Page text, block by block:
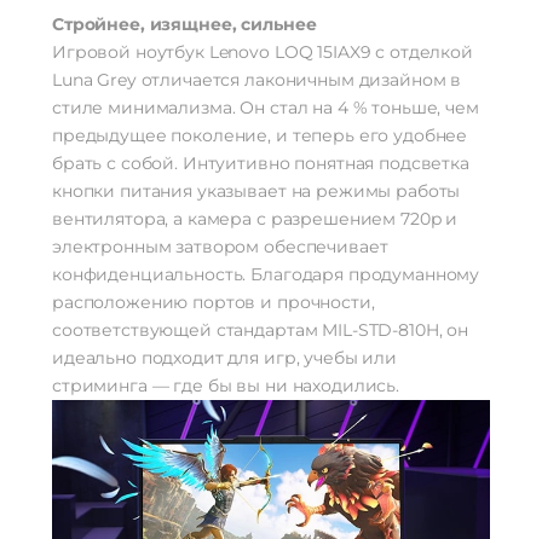
Стройнее, изящнее, сильнее
Игровой ноутбук Lenovo LOQ 15IAX9 с отделкой
Luna Grey отличается лаконичным дизайном в
стиле минимализма. Он стал на 4 % тоньше, чем
предыдущее поколение, и теперь его удобнее
брать с собой. Интуитивно понятная подсветка
кнопки питания указывает на режимы работы
вентилятора, а камера с разрешением 720p и
электронным затвором обеспечивает
конфиденциальность. Благодаря продуманному
расположению портов и прочности,
соответствующей стандартам MIL-STD-810H, он
идеально подходит для игр, учебы или
стриминга — где бы вы ни находились.